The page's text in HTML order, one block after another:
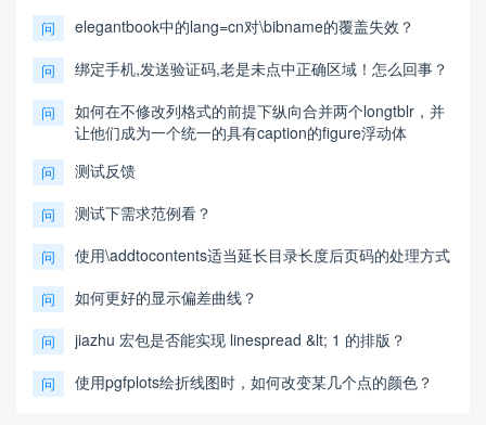
问 elegantbook中的lang=cn对\bibname的覆盖失效？
问 绑定手机,发送验证码,老是未点中正确区域！怎么回事？
问
如何在不修改列格式的前提下纵向合并两个longtblr，并
让他们成为一个统一的具有caption的figure浮动体
问 测试反馈
问 测试下需求范例看？
问 使用\addtocontents适当延长目录长度后页码的处理方式
问 如何更好的显示偏差曲线？
问 jiazhu 宏包是否能实现 linespread &lt; 1 的排版？
问 使用pgfplots绘折线图时，如何改变某几个点的颜色？